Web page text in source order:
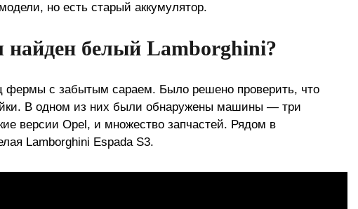
но есть старый аккумулятор.
белый Lamborghini?
фермы с забытым сараем. Было решено проверить, что
В одном из них были обнаружены машины — три
версии Opel, и множество запчастей. Рядом в
Lamborghini Espada S3.